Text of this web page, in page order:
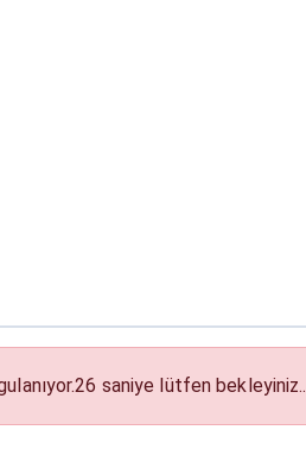
26 saniye lütfen bekleyiniz..